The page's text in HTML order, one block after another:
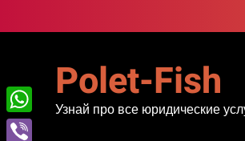
к
Polet-Fish
Узнай про все юридические
WhatsApp